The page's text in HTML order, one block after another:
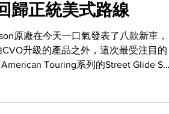
歸正統美式路線
原廠在今天一口氣發表了八款新車，
升級的產品之外，這次最受注目的
Touring系列的Street Glide ST